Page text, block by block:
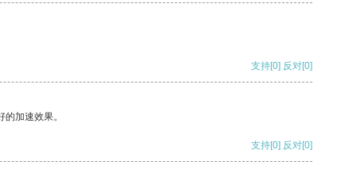
支持[0] 反对[0]
加速效果。
支持[0] 反对[0]